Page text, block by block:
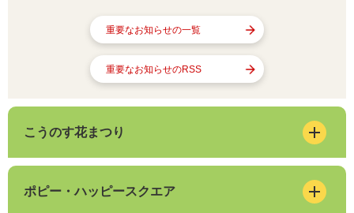
重要なお知らせの一覧
重要なお知らせのRSS
こうのす花まつり
ポピー・ハッピースクエア